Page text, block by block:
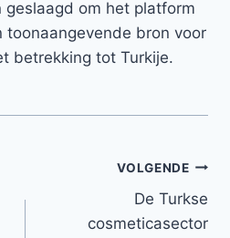
om het platform
toonaangevende bron voor
betrekking tot Turkije.
VOLGENDE
De Turkse
cosmeticasector